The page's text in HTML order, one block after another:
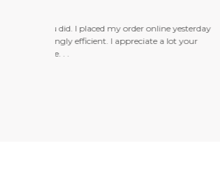
Just wanted to say
I took while on